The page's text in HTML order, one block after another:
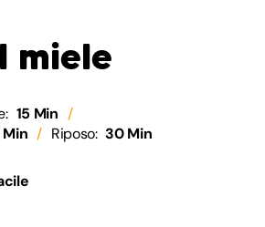
miele
15 Min
Riposo: 30 Min